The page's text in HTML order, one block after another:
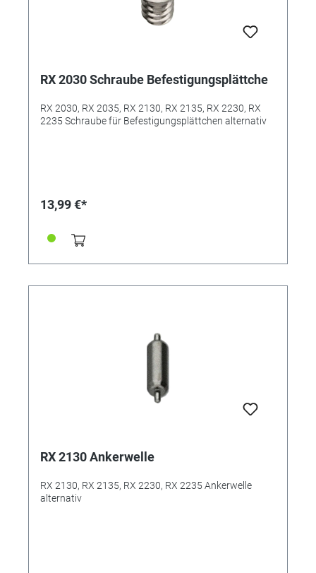
RX 2030 Schraube Befestigungsplättche
RX 2030, RX 2035, RX 2130, RX 2135, RX 2230, RX
2235 Schraube für Befestigungsplättchen alternativ
13,99 €*
RX 2130 Ankerwelle
RX 2130, RX 2135, RX 2230, RX 2235 Ankerwelle
alternativ